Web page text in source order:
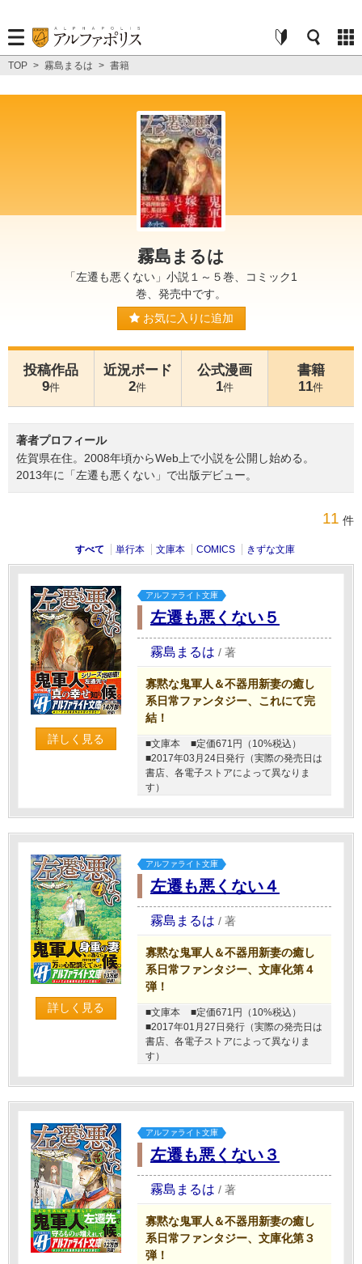
TOP > 霧島まるは > 書籍
霧島まるは
「左遷も悪くない」小説１～５巻、コミック1
巻、発売中です。
お気に入りに追加
投稿作品
9件
近況ボード
2件
公式漫画
1件
書籍
11件
著者プロフィール
佐賀県在住。2008年頃からWeb上で小説を公開し始める。
2013年に「左遷も悪くない」で出版デビュー。
11 件
すべて 単行本 文庫本 COMICS きずな文庫
詳しく見る
アルファライト文庫
左遷も悪くない５
霧島まるは / 著
寡黙な鬼軍人＆不器用新妻の癒し
系日常ファンタジー、これにて完
結！
■文庫本
■定価671円（10%税込）
■2017年03月24日発行（実際の発売日は
書店、各電子ストアによって異なりま
す）
詳しく見る
アルファライト文庫
左遷も悪くない４
霧島まるは / 著
寡黙な鬼軍人＆不器用新妻の癒し
系日常ファンタジー、文庫化第４
弾！
■文庫本
■定価671円（10%税込）
■2017年01月27日発行（実際の発売日は
書店、各電子ストアによって異なりま
す）
アルファライト文庫
左遷も悪くない３
霧島まるは / 著
寡黙な鬼軍人＆不器用新妻の癒し
系日常ファンタジー、文庫化第３
弾！